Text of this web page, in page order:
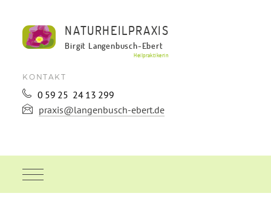
NATURHEILPRAXIS
Birgit Langenbusch-Ebert
Heilpraktikerin
KONTAKT
0 59 25 24 13 299
praxis@langenbusch-ebert.de